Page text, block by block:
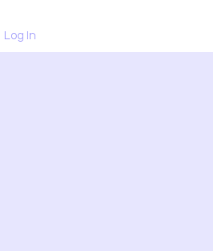
Log In